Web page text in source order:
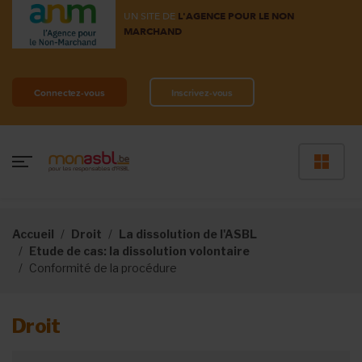
UN SITE DE L'AGENCE POUR LE NON
MARCHAND
Connectez-vous Inscrivez-vous
Accueil Droit
La dissolution de l'ASBL
Etude de cas: la dissolution volontaire
Conformité de la procédure
Droit